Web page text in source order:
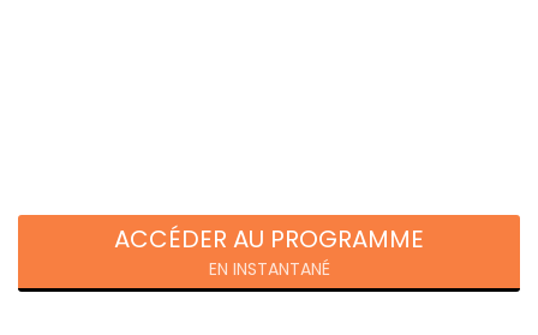
ACCÉDER AU PROGRAMME
EN INSTANTANÉ